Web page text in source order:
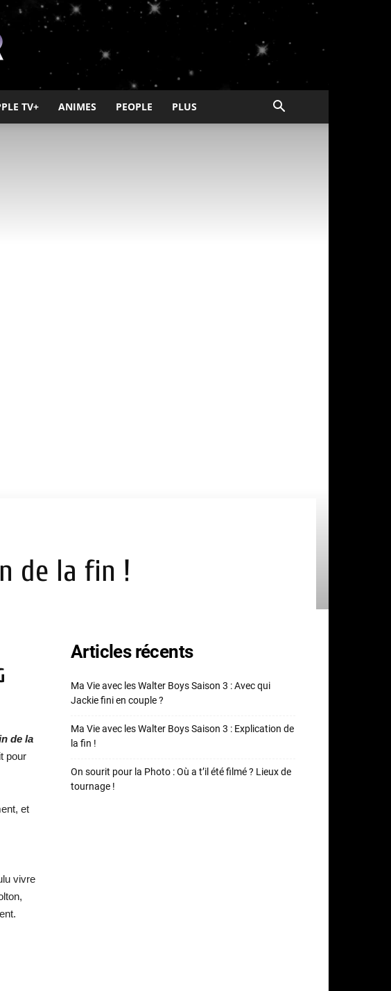
TV+ ANIMES PEOPLE PLUS
de la fin !
de la
pour
et
vivre
Articles récents
Ma Vie avec les Walter Boys Saison 3 : Avec qui
Jackie fini en couple ?
Ma Vie avec les Walter Boys Saison 3 : Explication de
la fin !
On sourit pour la Photo : Où a t’il été filmé ? Lieux de
tournage !